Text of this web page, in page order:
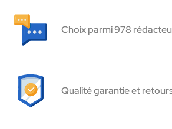
Choix parmi 978
Qualité garantie et